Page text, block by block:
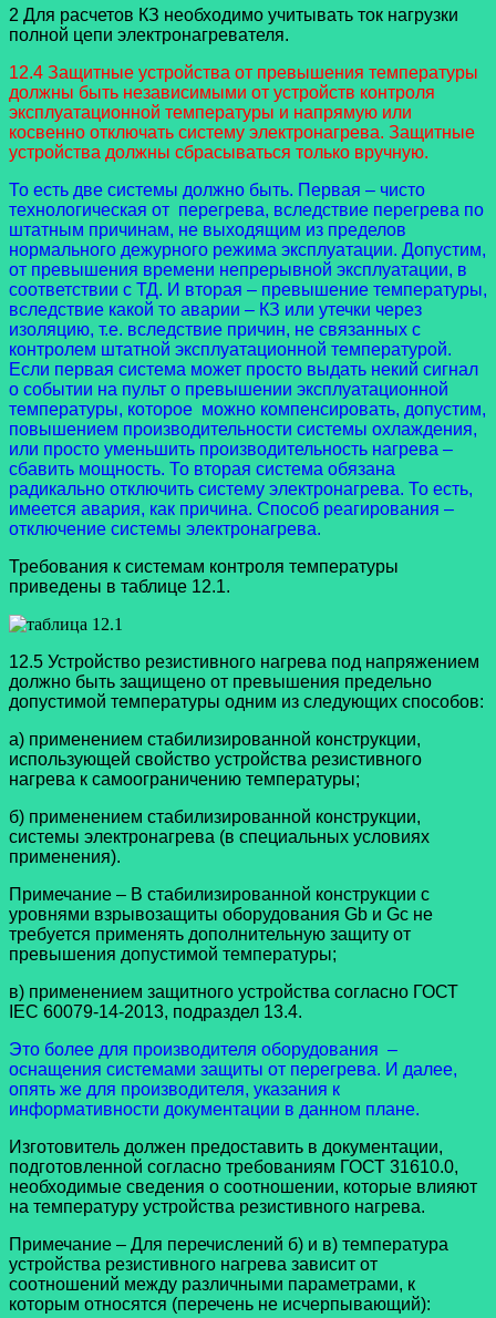
2 Для расчетов КЗ необходимо учитывать ток нагрузки
полной цепи электронагревателя.
12.4 Защитные устройства от превышения температуры
должны быть независимыми от устройств контроля
эксплуатационной температуры и напрямую или
косвенно отключать систему электронагрева. Защитные
устройства должны сбрасываться только вручную.
То есть две системы должно быть. Первая – чисто
технологическая от перегрева, вследствие перегрева по
штатным причинам, не выходящим из пределов
нормального дежурного режима эксплуатации. Допустим,
от превышения времени непрерывной эксплуатации, в
соответствии с ТД. И вторая – превышение температуры,
вследствие какой то аварии – КЗ или утечки через
изоляцию, т.е. вследствие причин, не связанных с
контролем штатной эксплуатационной температурой.
Если первая система может просто выдать некий сигнал
о событии на пульт о превышении эксплуатационной
температуры, которое можно компенсировать, допустим,
повышением производительности системы охлаждения,
или просто уменьшить производительность нагрева –
сбавить мощность. То вторая система обязана
радикально отключить систему электронагрева. То есть,
имеется авария, как причина. Способ реагирования –
отключение системы электронагрева.
Требования к системам контроля температуры
приведены в таблице 12.1.
12.5 Устройство резистивного нагрева под напряжением
должно быть защищено от превышения предельно
допустимой температуры одним из следующих способов:
а) применением стабилизированной конструкции,
использующей свойство устройства резистивного
нагрева к самоограничению температуры;
б) применением стабилизированной конструкции,
системы электронагрева (в специальных условиях
применения).
Примечание – В стабилизированной конструкции с
уровнями взрывозащиты оборудования Gb и Gc не
требуется применять дополнительную защиту от
превышения допустимой температуры;
в) применением защитного устройства согласно ГОСТ
IEC 60079-14-2013, подраздел 13.4.
Это более для производителя оборудования –
оснащения системами защиты от перегрева. И далее,
опять же для производителя, указания к
информативности документации в данном плане.
Изготовитель должен предоставить в документации,
подготовленной согласно требованиям ГОСТ 31610.0,
необходимые сведения о соотношении, которые влияют
на температуру устройства резистивного нагрева.
Примечание – Для перечислений б) и в) температура
устройства резистивного нагрева зависит от
соотношений между различными параметрами, к
которым относятся (перечень не исчерпывающий):